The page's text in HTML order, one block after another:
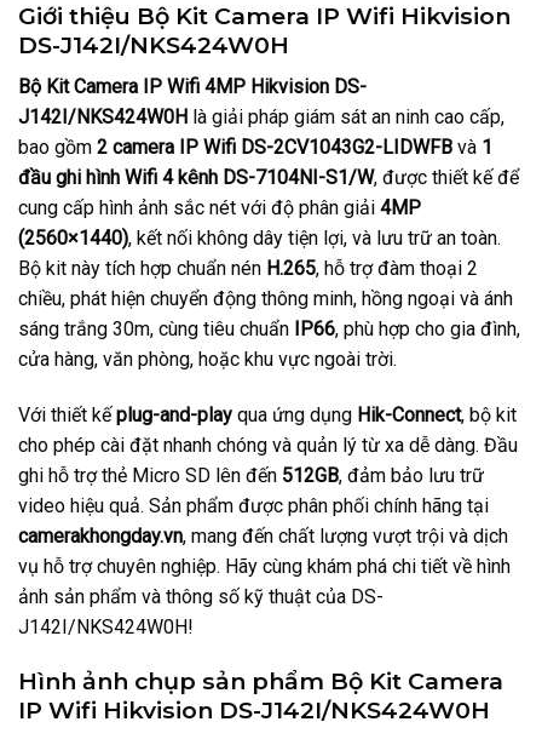
Giới thiệu Bộ Kit Camera IP Wifi Hikvision
DS-J142I/NKS424W0H
Bộ Kit Camera IP Wifi 4MP Hikvision DS-
J142I/NKS424W0H là giải pháp giám sát an ninh cao cấp,
bao gồm 2 camera IP Wifi DS-2CV1043G2-LIDWFB và 1
đầu ghi hình Wifi 4 kênh DS-7104NI-S1/W, được thiết kế để
cung cấp hình ảnh sắc nét với độ phân giải 4MP
(2560×1440), kết nối không dây tiện lợi, và lưu trữ an toàn.
Bộ kit này tích hợp chuẩn nén H.265, hỗ trợ đàm thoại 2
chiều, phát hiện chuyển động thông minh, hồng ngoại và ánh
sáng trắng 30m, cùng tiêu chuẩn IP66, phù hợp cho gia đình,
cửa hàng, văn phòng, hoặc khu vực ngoài trời.
Với thiết kếplug-and-play qua ứng dụng Hik-Connect, bộ kit
cho phép cài đặt nhanh chóng và quản lý từ xa dễ dàng. Đầu
ghi hỗ trợ thẻ Micro SD lên đến 512GB, đảm bảo lưu trữ
video hiệu quả. Sản phẩm được phân phối chính hãng tại
camerakhongday.vn, mang đến chất lượng vượt trội và dịch
vụ hỗ trợ chuyên nghiệp. Hãy cùng khám phá chi tiết về hình
ảnh sản phẩm và thông số kỹ thuật của DS-
J142I/NKS424W0H!
Hình ảnh chụp sản phẩm Bộ Kit Camera
IP Wifi Hikvision DS-J142I/NKS424W0H